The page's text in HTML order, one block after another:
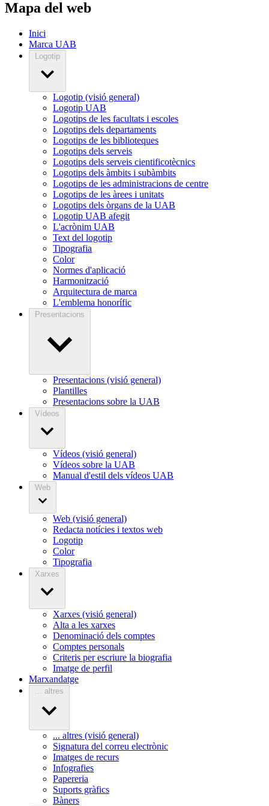
Mapa del web
Inici
Marca UAB
Logotip
Logotip (visió general)
Logotip UAB
Logotips de les facultats i escoles
Logotips dels departaments
Logotips de les biblioteques
Logotips dels serveis
Logotips dels serveis cientificotècnics
Logotips dels àmbits i subàmbits
Logotips de les administracions de centre
Logotips de les àrees i unitats
Logotips dels òrgans de la UAB
Logotip UAB afegit
L'acrònim UAB
Text del logotip
Tipografia
Color
Normes d'aplicació
Harmonització
Arquitectura de marca
L'emblema honorífic
Presentacions
Presentacions (visió general)
Plantilles
Presentacions sobre la UAB
Vídeos
Vídeos (visió general)
Vídeos sobre la UAB
Manual d'estil dels vídeos UAB
Web
Web (visió general)
Redacta notícies i textos web
Logotip
Color
Tipografia
Xarxes
Xarxes (visió general)
Alta a les xarxes
Denominació dels comptes
Comptes personals
Criteris per escriure la biografia
Imatge de perfil
Marxandatge
... altres
... altres (visió general)
Signatura del correu electrònic
Imatges de recurs
Infografies
Papereria
Suports gràfics
Bàners